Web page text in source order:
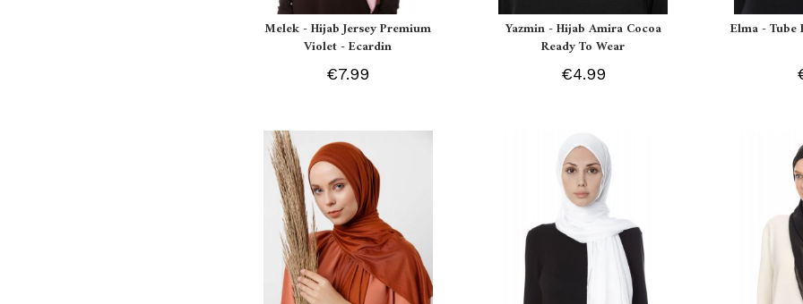
Melek - Hijab Jersey Premium
Violet - Ecardin
€7.99
Yazmin - Hijab Amira Cocoa
Ready To Wear
€4.99
Elma - Tube